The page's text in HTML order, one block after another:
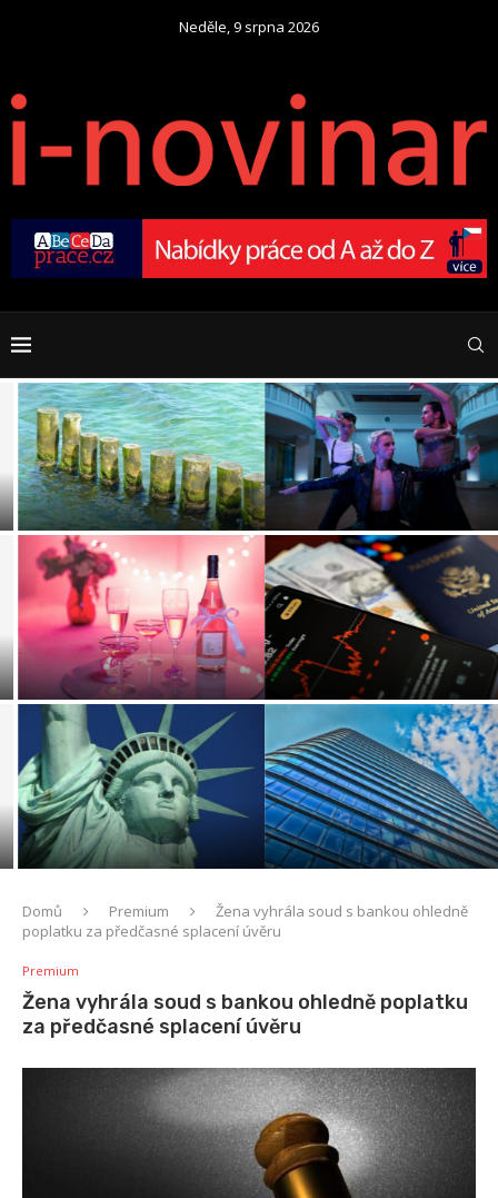
Neděle, 9 srpna 2026
Jak hudba ovlivňuje
atmosféru při klubovém tanci
Zaměstnanec na „střídačku“?
Nastupuje éra Cross-
Company Mobility
Geopolitika vzácných kovů:
Skutečná cena za zelenou a
digitální revoluci
Ekonomika pozornosti: Proč
se soustředění stalo
nejvzácnější komoditou 21.
století
Cesta podnikatele: Jak
proměnit odvážnou myšlenku
ve fungující firmu
Konec doby plastové: Proč
v roce 2026 dáváme
přednost obalům z hub...
Domů Premium
Žena vyhrála soud s bankou ohledně
poplatku za předčasné splacení úvěru
Premium
Žena vyhrála soud s bankou ohledně poplatku
za předčasné splacení úvěru